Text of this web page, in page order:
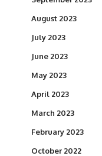
August 2023
July 2023
June 2023
May 2023
April 2023
March 2023
February 2023
October 2022